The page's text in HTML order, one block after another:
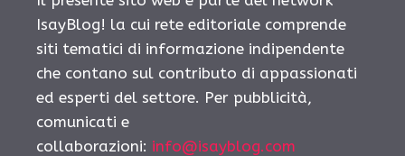
IsayBlog! la cui rete editoriale comprende
siti tematici di informazione indipendente
che contano sul contributo di appassionati
ed esperti del settore. Per pubblicità,
comunicati e
collaborazioni: info@isayblog.com